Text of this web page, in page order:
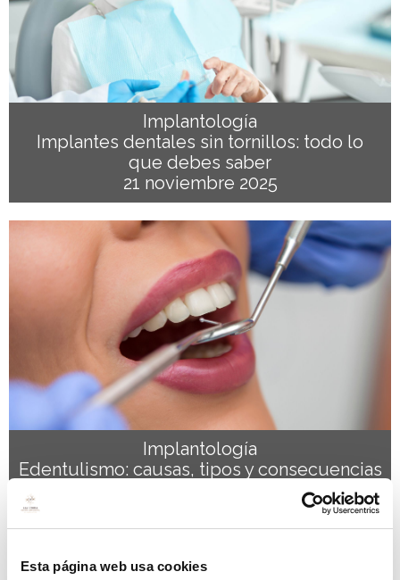
Esta página web usa cookies
Implantología
Implantes dentales sin tornillos: todo lo
que debes saber
21 noviembre 2025
Implantología
Edentulismo: causas, tipos y consecuencias